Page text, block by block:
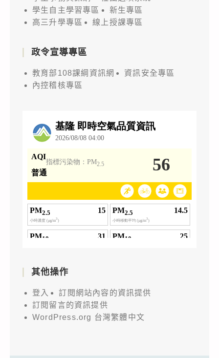
學生自主學習專區
新生專區
高三升學專區
線上授課專區
政令宣導專區
教育部108課綱資訊網
資訊安全專區
內控稽核專區
其他操作
登入
訂閱網站內容的資訊提供
訂閱留言的資訊提供
WordPress.org 台灣繁體中文